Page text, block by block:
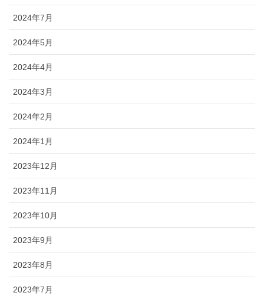
2024年7月
2024年5月
2024年4月
2024年3月
2024年2月
2024年1月
2023年12月
2023年11月
2023年10月
2023年9月
2023年8月
2023年7月